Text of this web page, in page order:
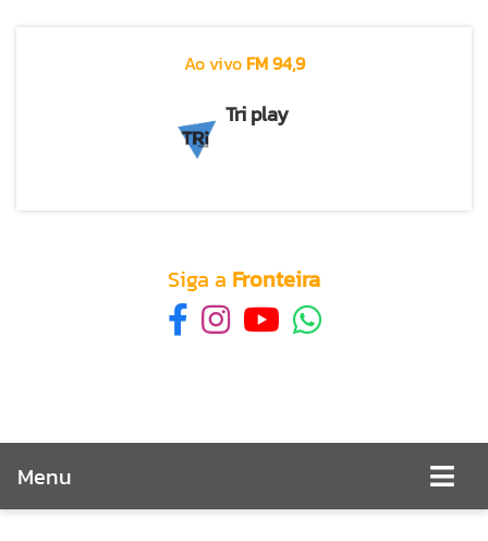
Ao vivo FM 94,9
Tri play
Siga a Fronteira
Menu